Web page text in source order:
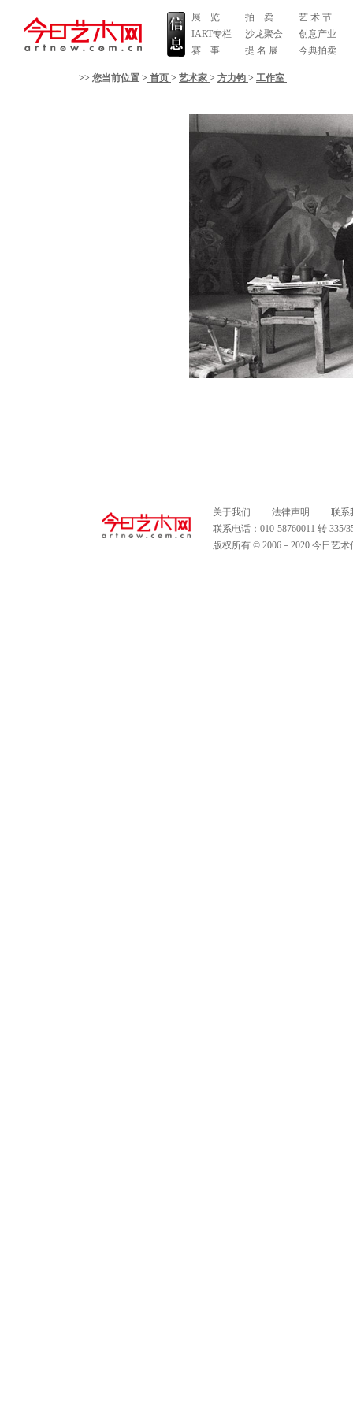
展 览
IART专栏
赛 事
拍 卖
沙龙聚会
提 名 展
艺 术 节
创意产业
今典拍卖
>> 您当前位置 > 首页 > 艺术家 > 方力钧 > 工作室
关于我们 法律声明
联系
联系电话：010-58760011 转
版权所有 © 2006－2020 今日艺